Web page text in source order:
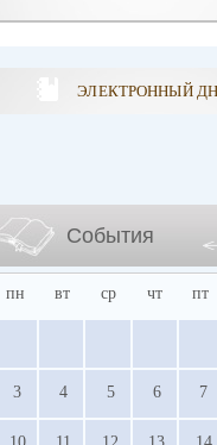
ЭЛЕКТРОННЫЙ
События
пн вт ср чт пт
3 4 5 6 7